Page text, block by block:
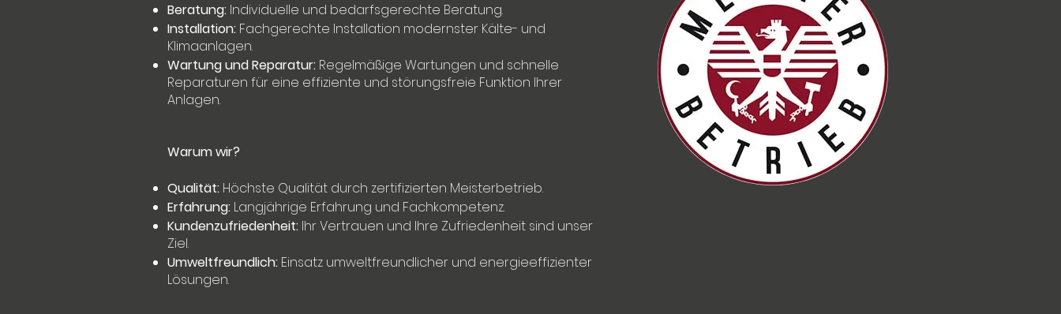
Beratung: Individuelle und bedarfsgerechte Beratung.
Installation: Fachgerechte Installation modernster Kälte- und
Klimaanlagen.
Wartung und Reparatur: Regelmäßige Wartungen und schnelle
Reparaturen für eine effiziente und störungsfreie Funktion Ihrer
Anlagen.
Warum wir?
Qualität: Höchste Qualität durch zertifizierten Meisterbetrieb.
Erfahrung: Langjährige Erfahrung und Fachkompetenz.
Kundenzufriedenheit: Ihr Vertrauen und Ihre Zufriedenheit sind unser
Ziel.
Umweltfreundlich: Einsatz umweltfreundlicher und energieeffizienter
Lösungen.